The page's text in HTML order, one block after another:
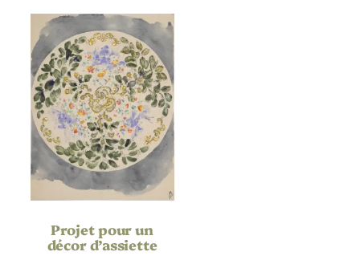
Date 1886
Technique Eau-forte
Support | Papier Parchemin
Hauteur de
l’oeuvre (mm) 253
Hauteur du
Support | Papier 425
Projet pour un
décor d’assiette